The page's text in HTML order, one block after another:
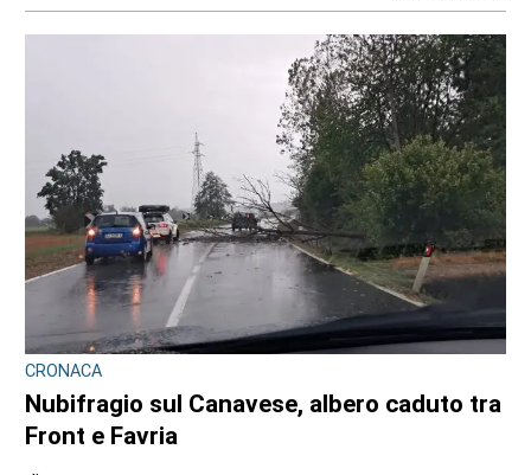
CRONACA
Nubifragio sul Canavese, albero caduto tra
Front e Favria